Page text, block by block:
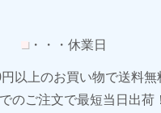
■・・・休業日
以上のお買い物で送料無
のご注文で最短当日出荷！